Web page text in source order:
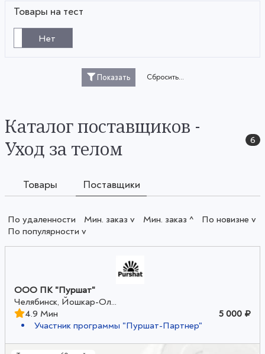
Товары на тест
Нет
Показать Сбросить...
Каталог поставщиков -
Уход за телом
6
Товары Поставщики
По удаленности Мин. заказ v Мин. заказ ^
По новизне v
По популярности v
ООО ПК "Пуршат"
Челябинск, Йошкар-Ол...
4.9 Мин
5 000 ₽
Участник программы "Пуршат-Партнер"